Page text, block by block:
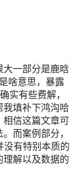
一部分是鹿晗
啥意思，暴露
实有些费解，
填补下鸿沟哈
信这篇文章可
而案例部分，
有特别本质的
解以及数据的